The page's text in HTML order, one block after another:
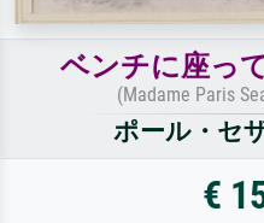
ベンチに座っ
(Madame Paris
ポール・セ
€